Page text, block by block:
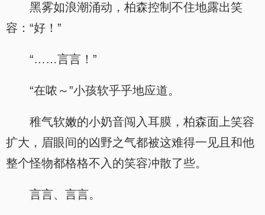
黑雾如浪潮涌动，柏森控制不住地露出笑
容：“好！”
“……言言！”
“在哝～”小孩软乎乎地应道。
稚气软嫩的小奶音闯入耳膜，柏森面上笑容
扩大，眉眼间的凶野之气都被这难得一见且和他
整个怪物都格格不入的笑容冲散了些。
言言、言言。